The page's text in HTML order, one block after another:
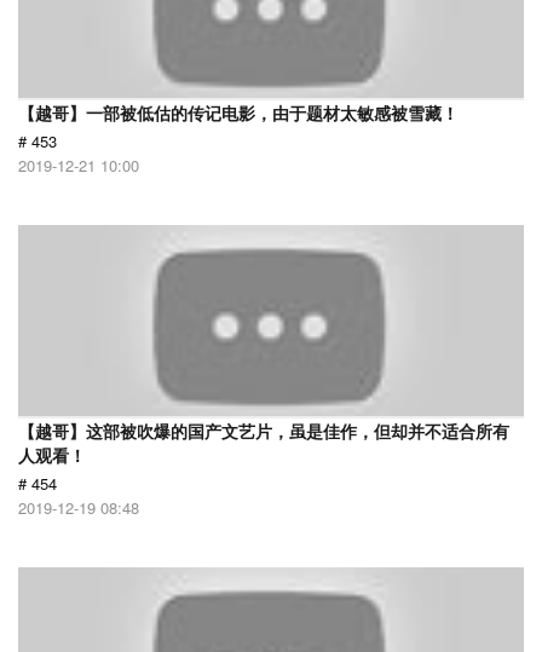
【越哥】一部被低估的传记电影，由于题材太敏感被雪藏！
# 453
2019-12-21 10:00
【越哥】这部被吹爆的国产文艺片，虽是佳作，但却并不适合所有
人观看！
# 454
2019-12-19 08:48